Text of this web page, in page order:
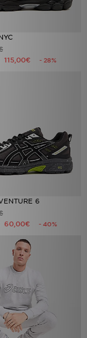
115,00€ - 28%
6
60,00€ - 40%